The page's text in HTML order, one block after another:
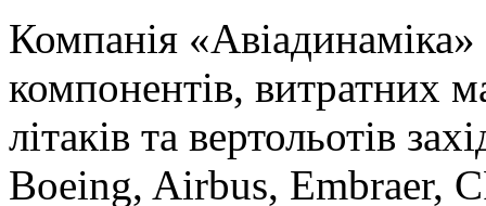
Компанія
компонентів, витратних
літаків та вертольотів
Boeing, Airbus, Embraer,